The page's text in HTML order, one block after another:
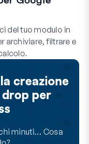
del tuo modulo in
archiviare, filtrare e
creazione
per
minuti… Cosa